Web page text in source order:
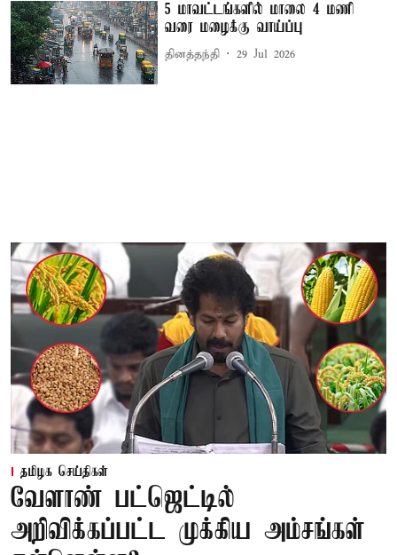
5 மாவட்டங்களில் மாலை 4 மணி
வரை மழைக்கு வாய்ப்பு
தினத்தந்தி 29 Jul 2026
தமிழக செய்திகள்
வேளாண் பட்ஜெட்டில்
அறிவிக்கப்பட்ட முக்கிய அம்சங்கள்